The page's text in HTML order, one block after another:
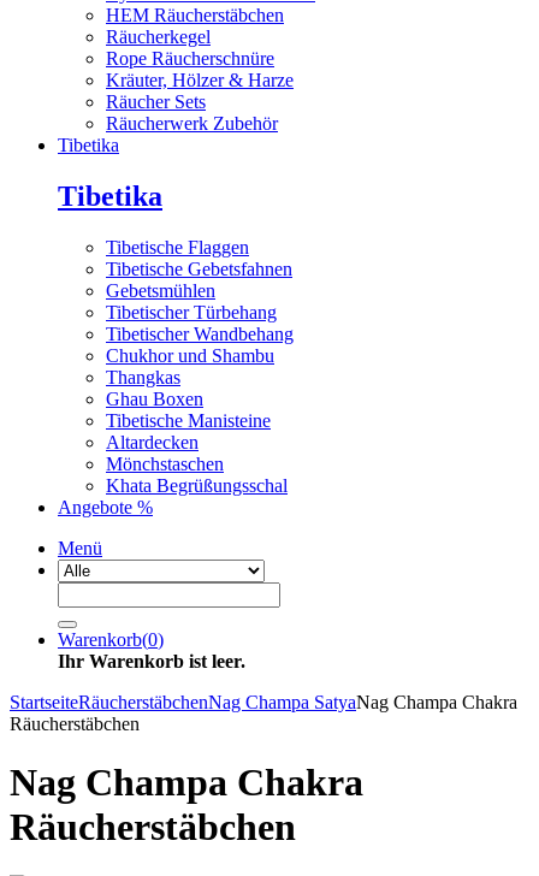
HEM Räucherstäbchen
Räucherkegel
Rope Räucherschnüre
Kräuter, Hölzer & Harze
Räucher Sets
Räucherwerk Zubehör
Tibetika
Tibetika
Tibetische Flaggen
Tibetische Gebetsfahnen
Gebetsmühlen
Tibetischer Türbehang
Tibetischer Wandbehang
Chukhor und Shambu
Thangkas
Ghau Boxen
Tibetische Manisteine
Altardecken
Mönchstaschen
Khata Begrüßungsschal
Angebote %
Menü
Warenkorb(0)
Ihr Warenkorb ist leer.
StartseiteRäucherstäbchenNag Champa SatyaNag Champa Chakra
Räucherstäbchen
Nag Champa Chakra
Räucherstäbchen